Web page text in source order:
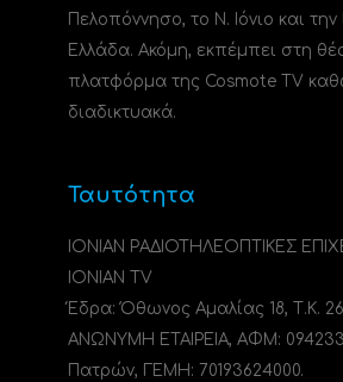
Πελοπόννησο, το N. Ιόνιο και
Ελλάδα. Ακόμη, εκπέμπει στη
πλατφόρμα της Cosmote TV
διαδικτυακά.
Ταυτότητα
ΙΟΝΙΑΝ ΡΑΔΙΟΤΗΛΕΟΠΤΙΚΕΣ
IONIAN TV
Έδρα: Όθωνος Αμαλίας 18, Τ.Κ.
ΑΝΩΝΥΜΗ ΕΤΑΙΡΕΙΑ, ΑΦΜ:
Πατρών, ΓΕΜΗ: 70193624000.